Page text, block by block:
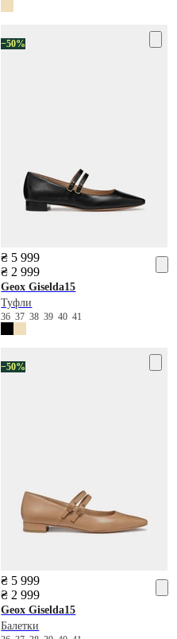
−50%
₴ 5 999
₴ 2 999
Geox Giselda15
Туфли
363738394041
−50%
₴ 5 999
₴ 2 999
Geox Giselda15
Балетки